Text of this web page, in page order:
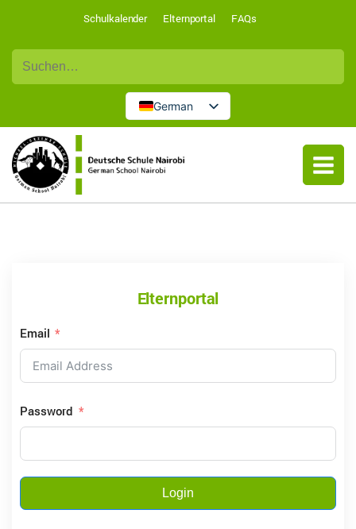
Schulkalender Elternportal FAQs
Suche
nach:
German
Elternportal
Email
Password
Login